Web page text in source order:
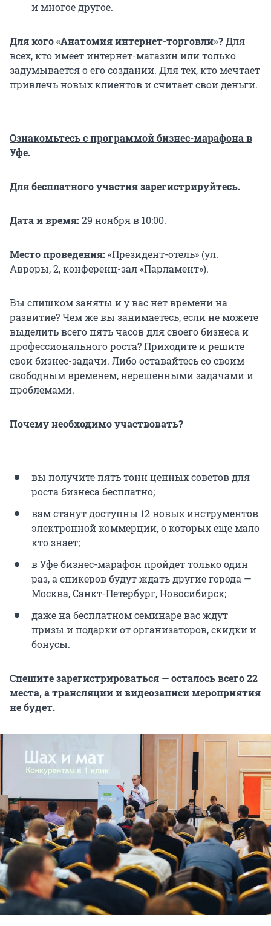
и многое другое.
Для кого «Анатомия интернет-торговли»?Для
всех, кто имеет интернет-магазин или только
задумывается о его создании. Для тех, кто мечтает
привлечь новых клиентов и считает свои деньги.
Ознакомьтесь с программой бизнес-марафона в
Уфе.
Для бесплатного участиязарегистрируйтесь.
Дата и время: 29 ноября в 10:00.
Место проведения: «Президент-отель» (ул.
Авроры, 2, конференц-зал «Парламент»).
Вы слишком заняты и у вас нет времени на
развитие? Чем же вы занимаетесь, если не можете
выделить всего пять часов для своего бизнеса и
профессионального роста? Приходите и решите
свои бизнес-задачи. Либо оставайтесь со своим
свободным временем, нерешенными задачами и
проблемами.
Почему необходимо участвовать?
вы получите пять тонн ценных советов для
роста бизнеса бесплатно;
вам станут доступны 12 новых инструментов
электронной коммерции, о которых еще мало
кто знает;
в Уфе бизнес-марафон пройдет только один
раз, а спикеров будут ждать другие города —
Москва, Санкт-Петербург, Новосибирск;
даже на бесплатном семинаре вас ждут
призы и подарки от организаторов, скидки и
бонусы.
Спешитезарегистрироваться — осталось всего 22
места, а трансляции и видеозаписи мероприятия
не будет.